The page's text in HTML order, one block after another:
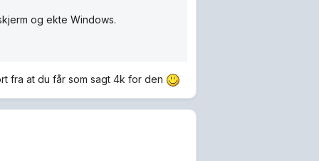
og ekte Windows.
fra at du får som sagt 4k for den